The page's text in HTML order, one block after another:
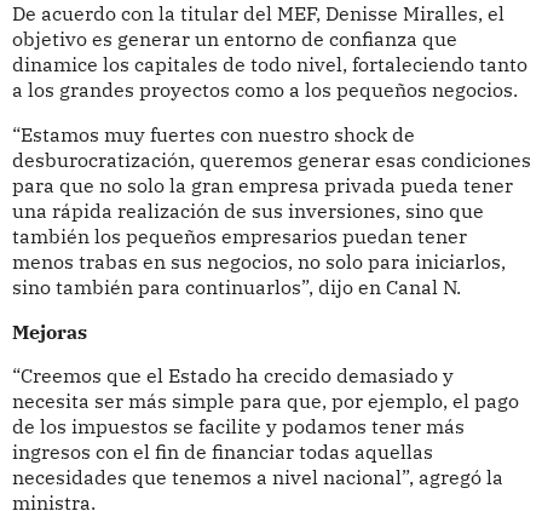
De acuerdo con la titular del MEF, Denisse Miralles, el
objetivo es generar un entorno de confianza que
dinamice los capitales de todo nivel, fortaleciendo tanto
a los grandes proyectos como a los pequeños negocios.
“Estamos muy fuertes con nuestro shock de
desburocratización, queremos generar esas condiciones
para que no solo la gran empresa privada pueda tener
una rápida realización de sus inversiones, sino que
también los pequeños empresarios puedan tener
menos trabas en sus negocios, no solo para iniciarlos,
sino también para continuarlos”, dijo en Canal N.
Mejoras
“Creemos que el Estado ha crecido demasiado y
necesita ser más simple para que, por ejemplo, el pago
de los impuestos se facilite y podamos tener más
ingresos con el fin de financiar todas aquellas
necesidades que tenemos a nivel nacional”, agregó la
ministra.